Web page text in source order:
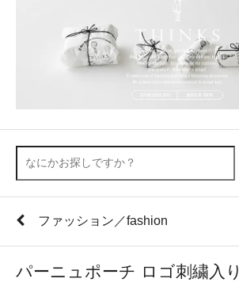
ファッション／fashion
パーニュポーチ ロゴ刺繍入り